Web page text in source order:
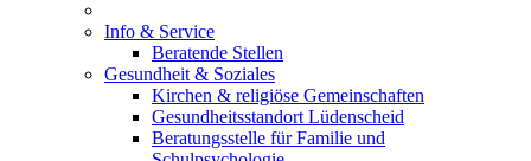
Info & Service
Beratende Stellen
Gesundheit & Soziales
Kirchen & religiöse Gemeinschaften
Gesundheitsstandort Lüdenscheid
Beratungsstelle für Familie und